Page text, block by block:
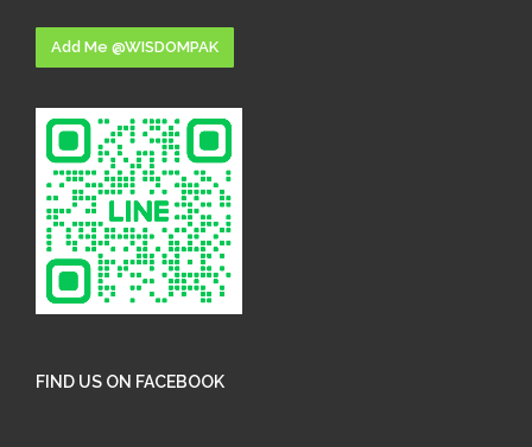
Add Me @WISDOMPAK
FIND US ON FACEBOOK